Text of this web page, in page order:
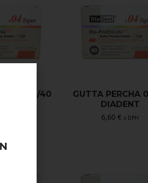
04/40
GUTTA PERCHA
DIADENT
6,60€ s DPH